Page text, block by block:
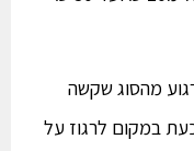
מהסוג שקשה
במקום לרגוז על